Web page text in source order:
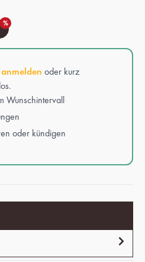
%
anmelden oder kurz
Wunschintervall
oder kündigen